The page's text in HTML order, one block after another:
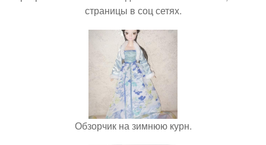
страницы в соц сетях.
Обзорчик на зимнюю курн.